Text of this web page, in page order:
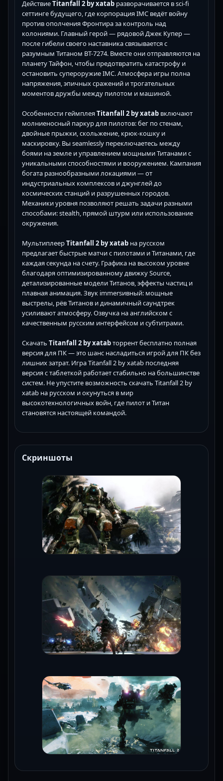
ДействиеTitanfall 2 by xatab разворачивается в sci-fi
сеттинге будущего, где корпорация IMC ведёт войну
против ополчения Фронтира за контроль над
колониями. Главный герой — рядовой Джек Купер —
после гибели своего наставника связывается с
разумным Титаном BT-7274. Вместе они отправляются на
планету Тайфон, чтобы предотвратить катастрофу и
остановить супероружие IMC. Атмосфера игры полна
напряжения, эпичных сражений и трогательных
моментов дружбы между пилотом и машиной.
Особенности геймплеяTitanfall 2 by xatab включают
молниеносный паркур для пилотов: бег по стенам,
двойные прыжки, скольжение, крюк-кошку и
маскировку. Вы seamlessly переключаетесь между
боями на земле и управлением мощными Титанами с
уникальными способностями и вооружением. Кампания
богата разнообразными локациями — от
индустриальных комплексов и джунглей до
космических станций и разрушенных городов.
Механики уровня позволяют решать задачи разными
способами: stealth, прямой штурм или использование
окружения.
МультиплеерTitanfall 2 by xatab на русском
предлагает быстрые матчи с пилотами и Титанами, где
каждая секунда на счету. Графика на высоком уровне
благодаря оптимизированному движку Source,
детализированные модели Титанов, эффекты частиц и
плавная анимация. Звук immersивный: мощные
выстрелы, рёв Титанов и динамичный саундтрек
усиливают атмосферу. Озвучка на английском с
качественным русским интерфейсом и субтитрами.
Скачать Titanfall 2 by xatabторрент бесплатно полная
версия для ПК — это шанс насладиться игрой для ПК без
лишних затрат. Игра Titanfall 2 by xatab последняя
версия с таблеткой работает стабильно на большинстве
систем. Не упустите возможность скачать Titanfall 2 by
xatab на русском и окунуться в мир
высокотехнологичных войн, где пилот и Титан
становятся настоящей командой.
Скриншоты